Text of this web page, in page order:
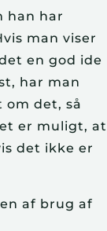
han har
man viser
en god ide
har man
det, så
er muligt, at
det ikke er
af brug af